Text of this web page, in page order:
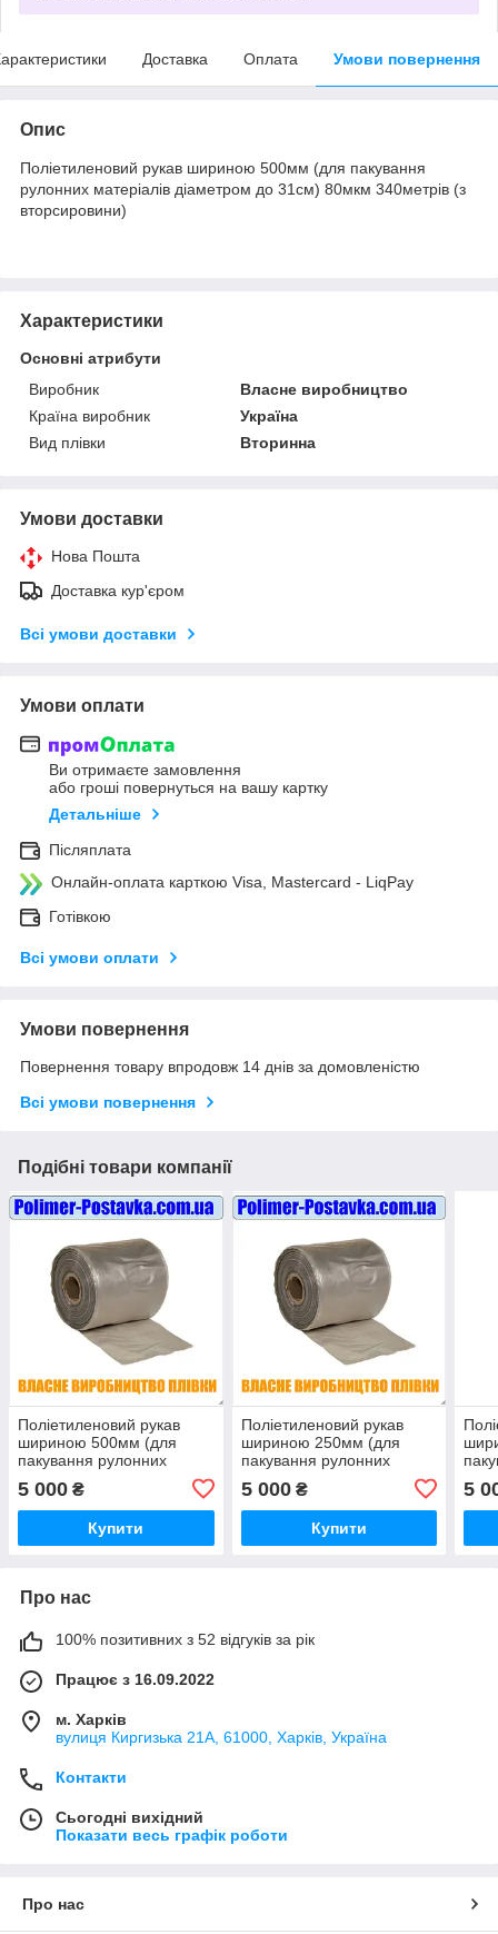
Доставка Оплата Умови повернення
Опис
Поліетиленовий рукав шириною 500мм (для пакування
рулонних матеріалів діаметром до 31см) 80мкм 340метрів (з
вторсировини)
Характеристики
Основні атрибути
Виробник
Власне виробництво
Країна виробник
Україна
Вид плівки
Вторинна
Умови доставки
Нова Пошта
Доставка кур'єром
Всі умови доставки
Умови оплати
Ви отримаєте замовлення
або гроші повернуться на вашу картку
Детальніше
Післяплата
Онлайн-оплата карткою Visa, Mastercard - LiqPay
Готівкою
Всі умови оплати
Умови повернення
Повернення товару впродовж 14 днів за домовленістю
Всі умови повернення
Подібні товари компанії
Поліетиленовий рукав
шириною 500мм (для
пакування рулонних
31см) 80мкм 340метрів (з
вторсировини)
5 000 ₴
Купити
Поліетиленовий рукав
шириною 250мм (для
пакування рулонних
матеріалів діаметром до
16см) 80мкм 680метрів (з
вторсировини)
5 000₴
Купити
5
Про нас
100% позитивних з 52 відгуків за рік
Працює з 16.09.2022
м. Харків
вулиця Киргизька 21А, 61000, Харків, Україна
Контакти
Сьогодні вихідний
Показати весь графік роботи
Про нас